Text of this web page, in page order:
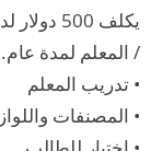
يكلف
/ المعلم لمدة
• تدريب المعلم
• المصنفات